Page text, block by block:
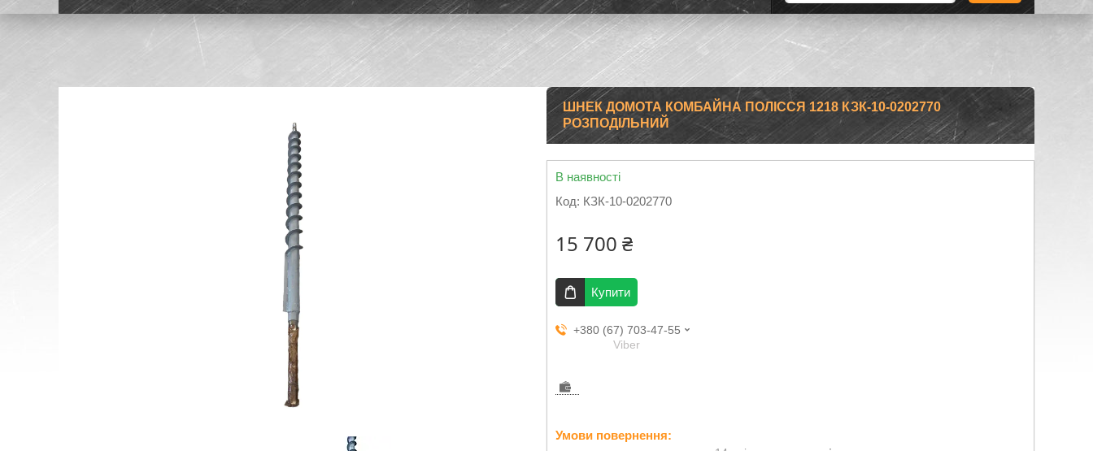
ШНЕК ДОМОТА КОМБАЙНА ПОЛІССЯ 1218 КЗК-10-0202770
РОЗПОДІЛЬНИЙ
В наявності
Код: КЗК-10-0202770
15 700 ₴
Купити
+380 (67) 703-47-55
Viber